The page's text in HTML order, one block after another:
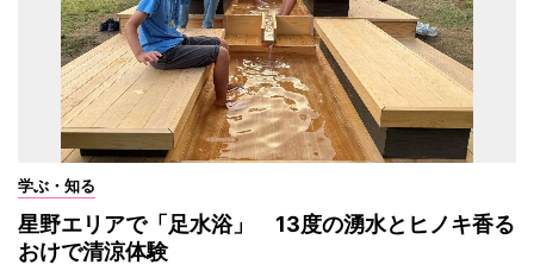
学ぶ・知る
星野エリアで「足水浴」 13度の湧水とヒノキ香る
おけで清涼体験